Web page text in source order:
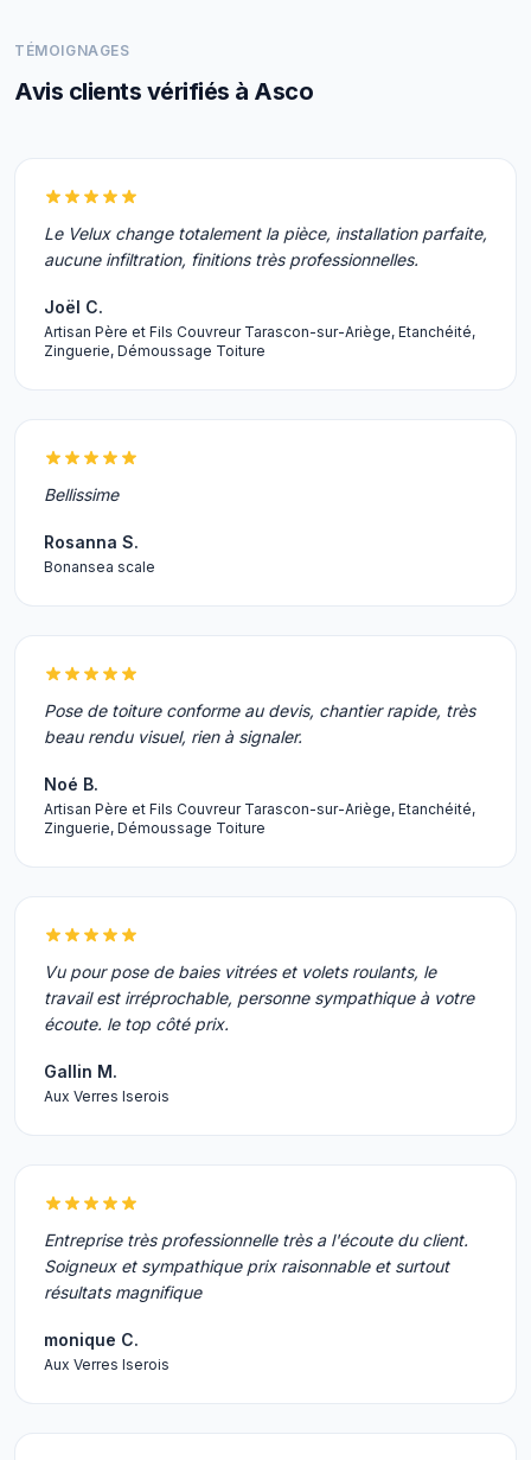
TÉMOIGNAGES
Avis clients vérifiés à Asco
Le Velux change totalement la pièce, installation parfaite,
aucune infiltration, finitions très professionnelles.
Joël C.
Artisan Père et Fils Couvreur Tarascon-sur-Ariège, Etanchéité,
Zinguerie, Démoussage Toiture
Bellissime
Rosanna S.
Bonansea scale
Pose de toiture conforme au devis, chantier rapide, très
beau rendu visuel, rien à signaler.
Noé B.
Artisan Père et Fils Couvreur Tarascon-sur-Ariège, Etanchéité,
Zinguerie, Démoussage Toiture
Vu pour pose de baies vitrées et volets roulants, le
travail est irréprochable, personne sympathique à votre
écoute. le top côté prix.
Gallin M.
Aux Verres Iserois
Entreprise très professionnelle très a l'écoute du client.
Soigneux et sympathique prix raisonnable et surtout
résultats magnifique
monique C.
Aux Verres Iserois